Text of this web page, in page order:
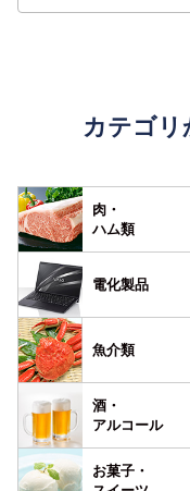
カテゴリ
肉・
ハム類
電化製品
魚介類
酒・
アルコール
お菓子・